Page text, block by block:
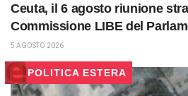
Ceuta, il 6 agosto riunione
Commissione LIBE del
5 AGOSTO 2026
POLITICA ESTERA